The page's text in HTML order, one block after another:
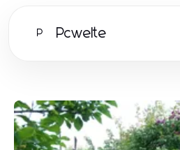
P Pcwelte